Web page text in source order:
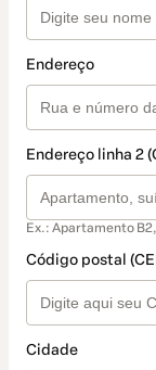
Endereço
Endereço linha 2
Ex.: Apartamento
Código postal
Cidade